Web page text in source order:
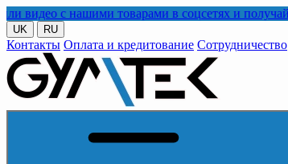
товарами в соцсетях и получайте кэшбэк!
UK RU
Контакты Оплата и кредитование Сотрудничество